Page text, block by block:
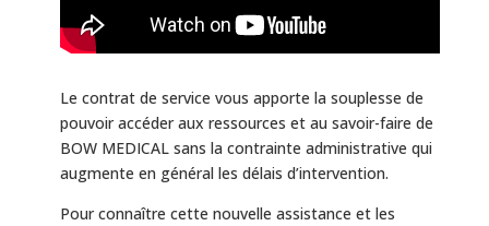
Le contrat de service vous apporte la souplesse de
pouvoir accéder aux ressources et au savoir-faire de
BOW MEDICAL sans la contrainte administrative qui
augmente en général les délais d’intervention.
Pour connaître cette nouvelle assistance et les